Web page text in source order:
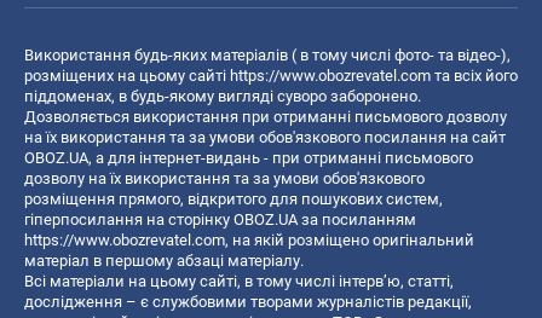
Використання будь-яких матеріалів ( в тому числі фото- та відео-),
розміщених на цьому сайті https://www.obozrevatel.com та всіх його
піддоменах, в будь-якому вигляді суворо заборонено.
Дозволяється використання при отриманні письмового дозволу
на їх використання та за умови обов'язкового посилання на сайт
OBOZ.UA, а для інтернет-видань - при отриманні письмового
дозволу на їх використання та за умови обов'язкового
розміщення прямого, відкритого для пошукових систем,
гіперпосилання на сторінку OBOZ.UA за посиланням
https://www.obozrevatel.com, на якій розміщено оригінальний
матеріал в першому абзаці матеріалу.
Всі матеріали на цьому сайті, в тому числі інтерв’ю, статті,
дослідження – є службовими творами журналістів редакції,